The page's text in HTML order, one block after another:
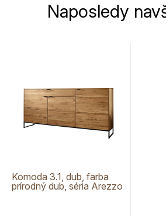
Naposledy
Komoda 3.1, dub, farba
prírodný dub, séria Arezzo